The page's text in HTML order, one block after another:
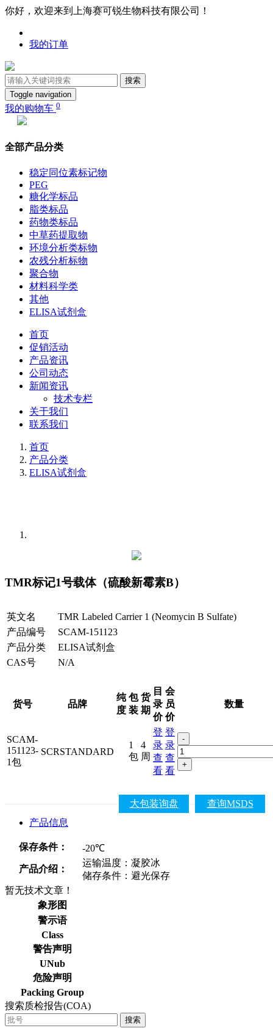
你好，欢迎来到上海赛可锐生物科技有限公司！
我的订单
搜索
Toggle navigation
我的购物车 0
全部产品分类
稳定同位素标记物
PEG
糖化学标品
脂类标品
药物类标品
中草药提取物
环境分析类标物
农残分析标物
聚合物
材料科学类
其他
ELISA试剂盒
首页
促销活动
产品资讯
公司动态
新闻资讯
技术专栏
关于我们
联系我们
首页
产品分类
ELISA试剂盒
TMR标记1号载体（硫酸新霉素B）
英文名
TMR Labeled Carrier 1 (Neomycin B Sulfate)
产品编号
SCAM-151123
产品分类
ELISA试剂盒
CAS号
N/A
货号 品牌
纯
度
包
装
货
期
目
录
价
会
员
价
数量
SCAM-
151123-
1包
SCRSTANDARD
1
包
4
周
登
录
查
看
登
录
查
看
-
+
查询MSDS
大包装询盘
产品信息
保存条件：
-20℃
产品介绍：
运输温度：凝胶冰
储存条件：避光保存
暂无技术文章！
象形图
警示语
Class
警告声明
UNub
危险声明
Packing Group
搜索质检报告(COA)
搜索